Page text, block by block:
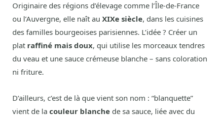
Originaire des régions d’élevage comme l’Île-de-France
ou l’Auvergne, elle naît au XIXe siècle, dans les cuisines
des familles bourgeoises parisiennes. L’idée ? Créer un
plat raffiné mais doux, qui utilise les morceaux tendres
du veau et une sauce crémeuse blanche – sans coloration
ni friture.
D’ailleurs, c’est de là que vient son nom : “blanquette”
vient de la couleur blanche de sa sauce, liée avec du